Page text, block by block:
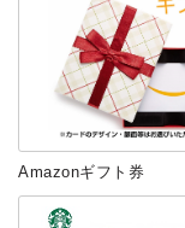
Amazonギフト券